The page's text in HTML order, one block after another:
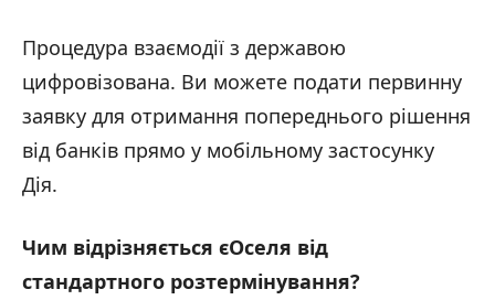
Процедура взаємодії з державою
цифровізована. Ви можете подати первинну
заявку для отримання попереднього рішення
від банків прямо у мобільному застосунку
Дія.
Чим відрізняється єОселя від
стандартного розтермінування?